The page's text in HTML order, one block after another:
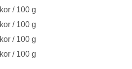
/ 100 g
/ 100 g
/ 100 g
/ 100 g